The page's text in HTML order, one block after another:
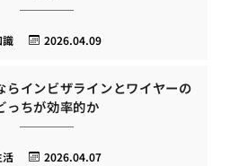
2026.04.09
識
らインビザラインとワイヤーの
っちが効率的か
2026.04.07
活